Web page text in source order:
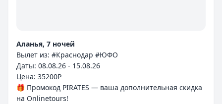
Аланья, 7 ночей
Вылет из: #Краснодар #ЮФО
Даты: 08.08.26 - 15.08.26
Цена: 35200P
🎁 Промокод PIRATES — ваша дополнительная скидка